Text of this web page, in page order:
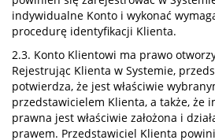
indywidualne Konto i wykonać
procedurę identyfikacji Klienta.
2.3. Konto Klientowi ma prawo
Rejestrując Klienta w Systemie,
potwierdza, że jest właściwie
przedstawicielem Klienta, a także, że
prawna jest właściwie założona i
prawem. Przedstawiciel Klienta